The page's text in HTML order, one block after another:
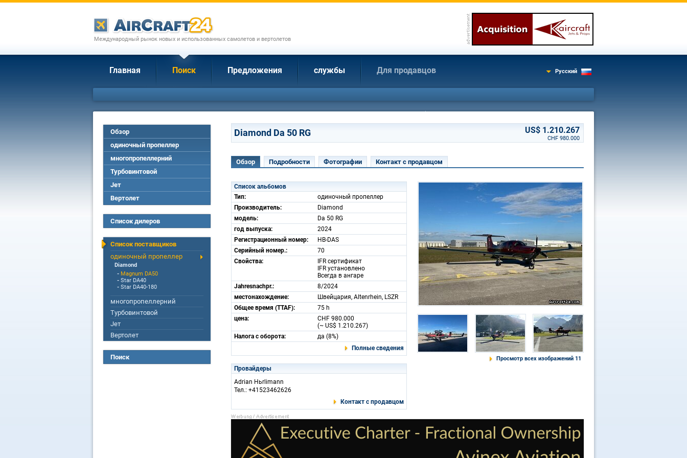
Международный рынок новых и использованных самолетов и вертолетов
Главная Поиск Предложения службы Для продавцов Русский
Обзор
одиночный пропеллер
многопропеллерний
Турбовинтовой
Jет
Вертолет
Список дилеров
Список поставщиков
одиночный пропеллер
Diamond
- Magnum DA50
- Star DA40
- Star DA40-180
многопропеллерний
Турбовинтовой
Jет
Вертолет
Поиск
Diamond Da 50 RG US$ 1.210.267
CHF 980.000
Обзор Подробности Фотографии Контакт с продавцом
Список альбомов
Тип:
одиночный пропеллер
Производитель:
Diamond
модель:
Da 50 RG
год выпуска:
2024
Регистрационный номер:
HB-DAS
Серийный номер.:
70
Свойства:
IFR сертификат
IFR установлено
Всегда в ангаре
Jahresnachpr.:
8/2024
местонахождение:
Швейцария, Altenrhein, LSZR
Общее время (TTAF):
75 h
цена:
CHF 980.000
(~ US$ 1.210.267)
Налога с оборота:
да (8%)
Полные сведения
Провайдеры
Adrian Hьrlimann
Тел.: +41523462626
Контакт с продавцом
Просмотр всех изображений 11